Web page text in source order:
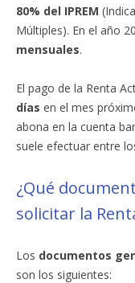
80% del IPREM
Múltiples). En el año
mensuales.
El pago de la Renta
días en el mes
abona en la cuenta
suele efectuar entre
¿Qué
solicitar la
Los documentos
son los siguientes: